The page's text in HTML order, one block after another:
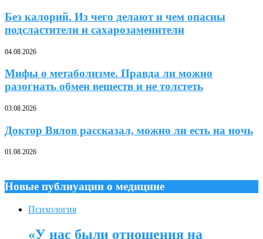
Без калорий. Из чего делают и чем опасны
подсластители и сахарозаменители
04.08.2026
Мифы о метаболизме. Правда ли можно
разогнать обмен веществ и не толстеть
03.08.2026
Доктор Вялов рассказал, можно ли есть на ночь
01.08.2026
Новые публиуации о медицине
Психология
«У нас были отношения на